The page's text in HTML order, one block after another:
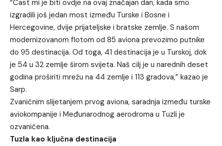
“Čast mi je biti ovdje na ovaj značajan dan, kada smo
izgradili još jedan most između Turske i Bosne i
Hercegovine, dvije prijateljske i bratske zemlje. S našom
modernizovanom flotom od 85 aviona prevozimo putnike
do 95 destinacija. Od toga, 41 destinacija je u Turskoj, dok
je 54 u 32 zemlje širom svijeta. Naš cilj je u narednih deset
godina proširiti mrežu na 44 zemlje i 113 gradova,” kazao je
Sarp.
Zvaničnim slijetanjem prvog aviona, saradnja između turske
aviokompanije i Međunarodnog aerodroma u Tuzli je
ozvaničena.
Tuzla kao ključna destinacija